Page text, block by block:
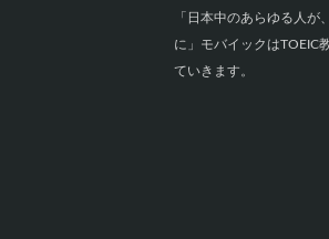
「日本中のあらゆる人が
に」モバイックはTOEIC
ていきます。